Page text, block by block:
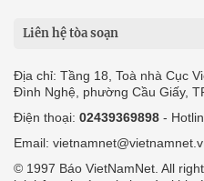
Liên hệ tòa soạn
Địa chỉ: Tầng 18, Toà nhà Cục
Đình Nghệ, phường Cầu Giấy,
Điện thoại: 02439369898 -
Email:
© 1997 Báo VietNamNet. All